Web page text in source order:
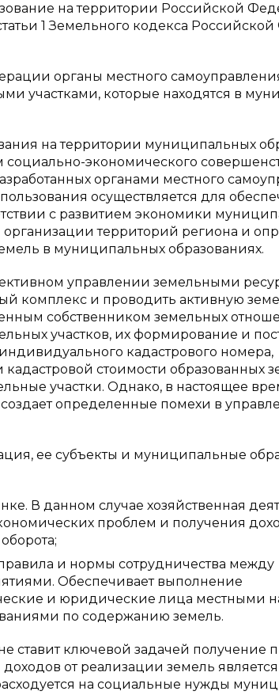
на территории Российской
1 Земельного кодекса
органы местного
участками, которые находятся в
на территории муниципальных
социально-экономического
органами местного
осуществляется для
с развитием экономики
территорий региона и
в муниципальных образованиях.
управлении земельными
комплекс и проводить активную
собственником земельных
участков, их формирование и
кадастрового номера,
стоимости образованных
участки. Однако, в настоящее
определенные помехи в
ее субъекты и муниципальные
В данном случае хозяйственная
проблем и получения
и нормы сотрудничества между
Обеспечивает выполнение
и юридические лица местными
по содержанию земель.
ставит ключевой задачей получение
от реализации земель
на социальные нужды